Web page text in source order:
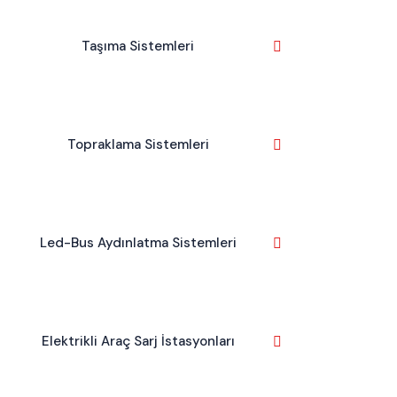
Taşıma Sistemleri
Topraklama Sistemleri
Led-Bus Aydınlatma Sistemleri
Elektrikli Araç Sarj İstasyonları